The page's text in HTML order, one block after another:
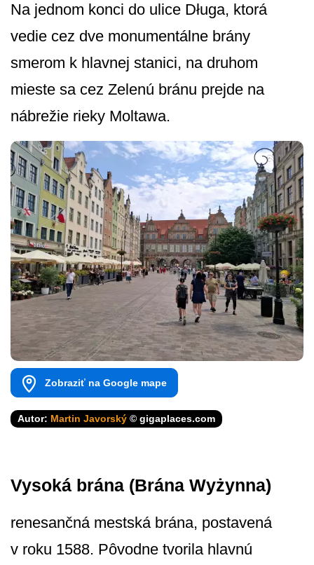
Na jednom konci do ulice Długa, ktorá
vedie cez dve monumentálne brány
smerom k hlavnej stanici, na druhom
mieste sa cez Zelenú bránu prejde na
nábrežie rieky Moltawa.
Zobraziť na Google mape
Autor: Martin Javorský © gigaplaces.com
Vysoká brána (Brána Wyżynna)
renesančná mestská brána, postavená
v roku 1588. Pôvodne tvorila hlavnú